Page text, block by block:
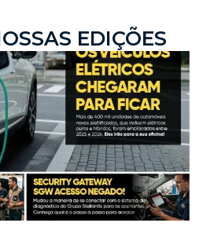
EDIÇÕES